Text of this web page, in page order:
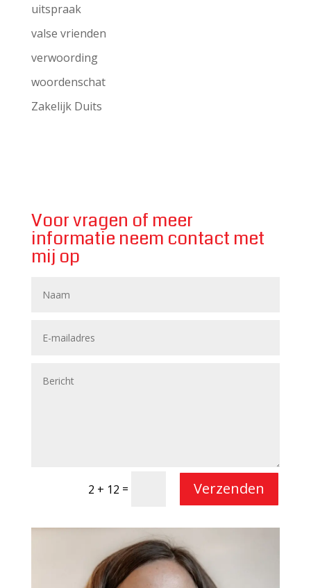
uitspraak
valse vrienden
verwoording
woordenschat
Zakelijk Duits
Voor vragen of meer
informatie neem contact met
mij op
2 + 12 = Verzenden